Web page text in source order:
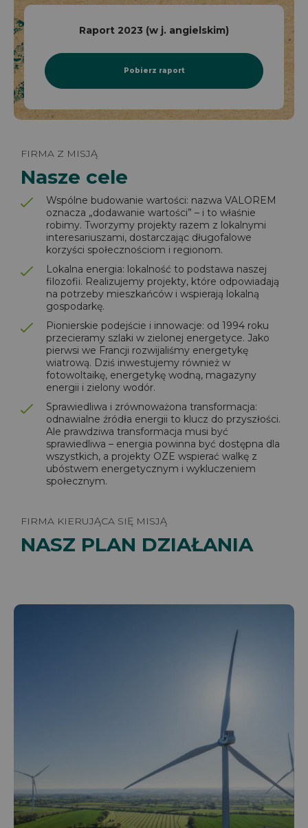
Raport 2023 (w j. angielskim)
Pobierz raport
FIRMA Z MISJĄ
Nasze cele
Wspólne budowanie wartości: nazwa VALOREM
oznacza „dodawanie wartości” – i to właśnie
robimy. Tworzymy projekty razem z lokalnymi
interesariuszami, dostarczając długofalowe
korzyści społecznościom i regionom.
Lokalna energia: lokalność to podstawa naszej
filozofii. Realizujemy projekty, które odpowiadają
na potrzeby mieszkańców i wspierają lokalną
gospodarkę.
Pionierskie podejście i innowacje: od 1994 roku
przecieramy szlaki w zielonej energetyce. Jako
pierwsi we Francji rozwijaliśmy energetykę
wiatrową. Dziś inwestujemy również w
fotowoltaikę, energetykę wodną, magazyny
energii i zielony wodór.
Sprawiedliwa i zrównoważona transformacja:
odnawialne źródła energii to klucz do przyszłości.
Ale prawdziwa transformacja musi być
sprawiedliwa – energia powinna być dostępna dla
wszystkich, a projekty OZE wspierać walkę z
ubóstwem energetycznym i wykluczeniem
społecznym.
FIRMA KIERUJĄCA SIĘ MISJĄ
NASZ PLAN DZIAŁANIA